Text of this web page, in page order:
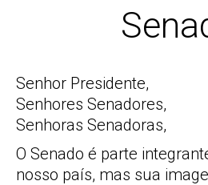
Senhor Presidente,
Senhores Senadores,
Senhoras Senadoras,
O Senado é parte
nosso país, mas sua